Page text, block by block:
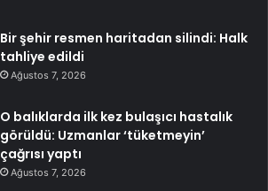
Bir şehir resmen haritadan silindi: Halk
tahliye edildi
Ağustos 7, 2026
O balıklarda ilk kez bulaşıcı hastalık
görüldü: Uzmanlar ‘tüketmeyin’
çağrısı yaptı
Ağustos 7, 2026